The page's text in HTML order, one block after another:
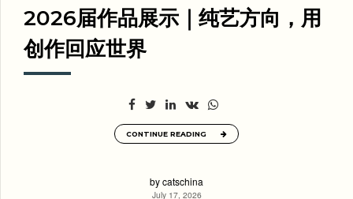
2026届作品展示｜纯艺方向，用
创作回应世界
CONTINUE READING
by catschina
July 17, 2026